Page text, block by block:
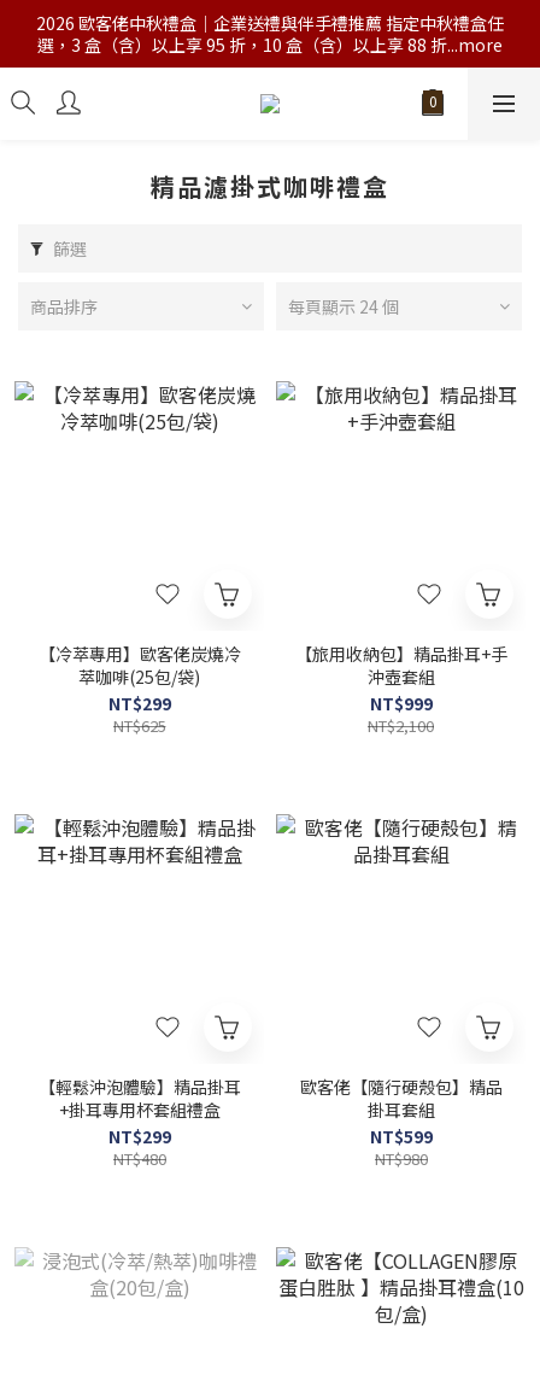
2026 歐客佬中秋禮盒｜企業送禮與伴手禮推薦 指定中秋禮盒任
選，3 盒（含）以上享 95 折，10 盒（含）以上享 88 折...more
精品濾掛式咖啡禮盒
篩選
商品排序 每頁顯示 24 個
【冷萃專用】歐客佬炭燒冷
萃咖啡(25包/袋)
NT$299
NT$625
【旅用收納包】精品掛耳+手
沖壺套組
NT$999
NT$2,100
【輕鬆沖泡體驗】精品掛耳
+掛耳專用杯套組禮盒
NT$299
NT$480
歐客佬【隨行硬殼包】精品
掛耳套組
NT$599
NT$980